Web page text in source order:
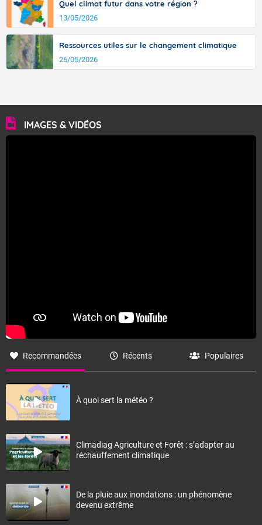
Quel climat futur dans votre région ?
13/05/2026
Ressources utiles sur le changement climatique
26/05/2026
IMAGES & VIDÉOS
Recommandées Récents Populaires
À quoi sert la météo ?
Climadiag Agriculture et Forêt : s’adapter au
réchauffement climatique
De la pluie aux inondations : un phénomène
devenu extrême